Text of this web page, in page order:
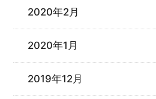
2020年2月
2020年1月
2019年12月